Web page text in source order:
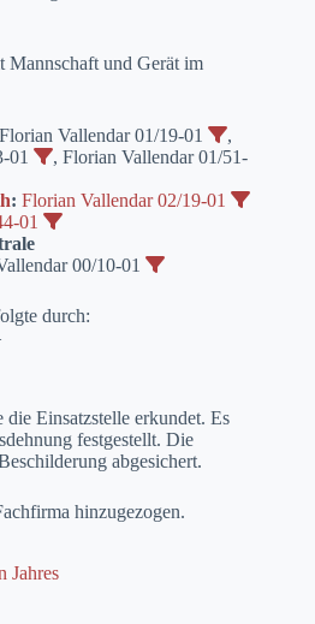
Mannschaft und Gerät im
Florian Vallendar 01/19-01
,
01
, Florian Vallendar 01/51-
: Florian Vallendar 02/19-01
01
00/10-01
durch:
Einsatzstelle erkundet. Es
festgestellt. Die
abgesichert.
hinzugezogen.
Jahres